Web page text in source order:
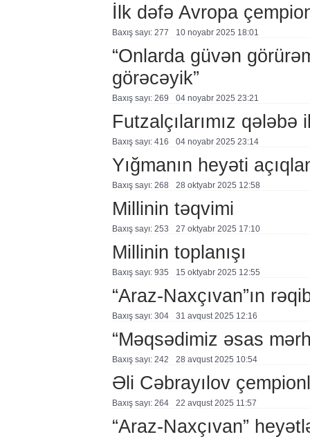
İlk dəfə Avropa
Baxış sayı: 277 10 noyabr 2025 18:01
“Onlarda güvən
görəcəyik”
Baxış sayı: 269 04 noyabr 2025 23:21
Futzalçılarımız qələbə
Baxış sayı: 416 04 noyabr 2025 23:14
Yığmanın heyəti
Baxış sayı: 268 28 oktyabr 2025 12:58
Millinin təqvimi
Baxış sayı: 253 27 oktyabr 2025 17:10
Millinin toplanışı
Baxış sayı: 935 15 oktyabr 2025 12:55
“Araz-Naxçıvan”ın
Baxış sayı: 304 31 avqust 2025 12:16
“Məqsədimiz əsas
Baxış sayı: 242 28 avqust 2025 10:54
Əli Cəbrayılov
Baxış sayı: 264 22 avqust 2025 11:57
“Araz-Naxçıvan”